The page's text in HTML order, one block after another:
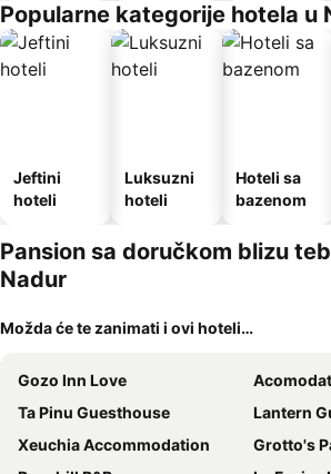
Popularne kategorije hotela u
Jeftini
hoteli
Luksuzni
hoteli
Hoteli sa
bazenom
Pansion sa doručkom blizu
Nadur
Možda će te zanimati i ovi hoteli…
Gozo Inn Love
Ta Pinu Guesthouse
Lantern
Xeuchia Accommodation
Grotto's